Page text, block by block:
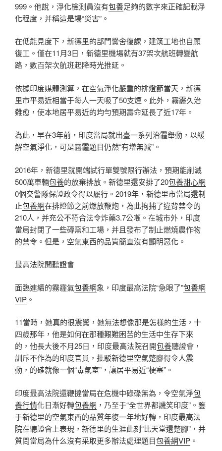
999。他說，淨化檢測員沒有包養足夠的數字來正確記載淨
化程度，并稱這是場“災害”。
在低能見度下，新德里的部門黌舍復課，建筑工地也自願
復工。僅在11月3日，新德里機場就有37架次航班轉變航
路，數百架次航班起降時光推延。
依據印度媒體測算，在空氣淨化嚴重的排燈節當天，新德
里市平易近相當于每人一天吸了50支煙。此外，霧霾久治
難愈，使本地居平易近的均勻預期壽命延長了近17年。
為此，早在3年前，印度當局就出臺一系列治霾舉動，以緩
解空氣淨化，可是霧霾題目仍然“有增無減”。
2016年，新德里就開端試行單雙號限行辦法，預期能削減
500萬車輛包養的放棄排放。新德里還安排了20包養甜心網
0個交警隊保證政令得以履行。2019年，新德里市當局還制
止包養網在排燈節之前燃放鞭炮，為此拘捕了違背禁令的
210人，并充公不符合法令炸藥3.7公噸。在城市外，印度
當局封閉了一些磚窯和工場，并且發布了制止燃燒農作物
的禁令。但是，空氣東西的品質簡直沒有顯明惡化。
最高法院開聽證會
面臨連續的霧霾氣包養網象，印度最高法院“急眼了”包養網
VIP 。
11當時，她真的很震驚，她無法想像那是怎樣的生活，十
四歲那年，他是如何在那種艱難困苦的生活中生存下來
的，他長大後不月25日，印度最高法院召開包養聽證會，
訓斥不作為的印度官員，批駁新德里空氣蹩腳得令人震
動，的確就像一個“毒氣室”，讓居平易近“梗塞”。
印度最高法院還鞭撻當局在危機中碌碌無為，令空氣淨包
養行情化日漸好轉包養網 ，乃至于“全世界都譏笑印度”。鑒
于新德里的空氣東西的品質年復一年地好轉，印度最高法
院在聽證會上表現，新德里的生涯此刻“比天堂還蹩腳”，并
質問當局為什么沒有采取更多辦法處理題目包養網VIP 。